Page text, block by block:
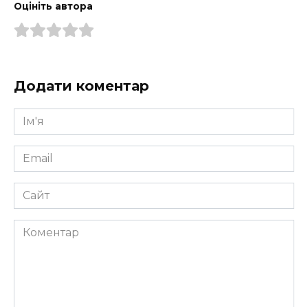
Оцініть автора
Додати коментар
Ім'я
*
Email
*
Сайт
Коментар